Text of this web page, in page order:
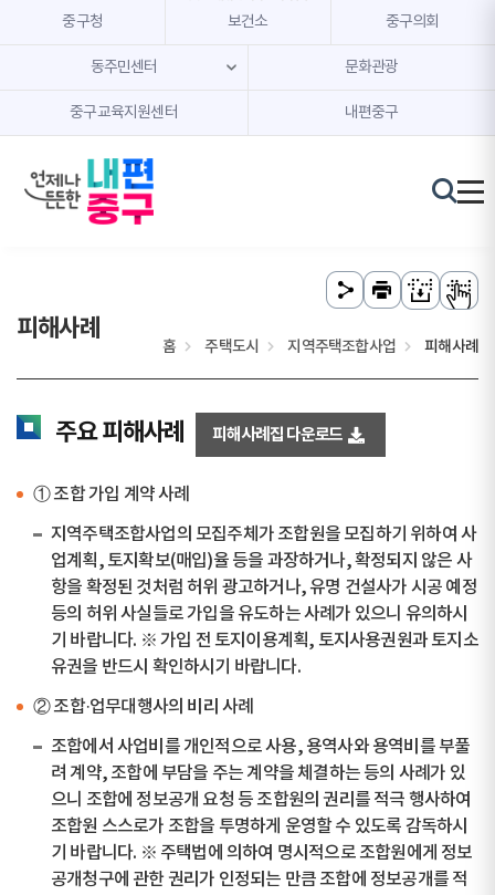
본문 내용 바로가기
주메뉴 바로가기
중구청 보건소 중구의회
동주민센터 문화관광
중구교육지원센터 내편중구
피해사례
홈 주택도시 지역주택조합사업 피해사례
주요 피해사례 피해사례집 다운로드
① 조합 가입 계약 사례
지역주택조합사업의 모집주체가 조합원을 모집하기 위하여 사
업계획, 토지확보(매입)율 등을 과장하거나, 확정되지 않은 사
항을 확정된 것처럼 허위 광고하거나, 유명 건설사가 시공 예정
등의 허위 사실들로 가입을 유도하는 사례가 있으니 유의하시
기 바랍니다. ※ 가입 전 토지이용계획, 토지사용권원과 토지소
유권을 반드시 확인하시기 바랍니다.
② 조합·업무대행사의 비리 사례
조합에서 사업비를 개인적으로 사용, 용역사와 용역비를 부풀
려 계약, 조합에 부담을 주는 계약을 체결하는 등의 사례가 있
으니 조합에 정보공개 요청 등 조합원의 권리를 적극 행사하여
조합원 스스로가 조합을 투명하게 운영할 수 있도록 감독하시
기 바랍니다. ※ 주택법에 의하여 명시적으로 조합원에게 정보
공개청구에 관한 권리가 인정되는 만큼 조합에 정보공개를 적